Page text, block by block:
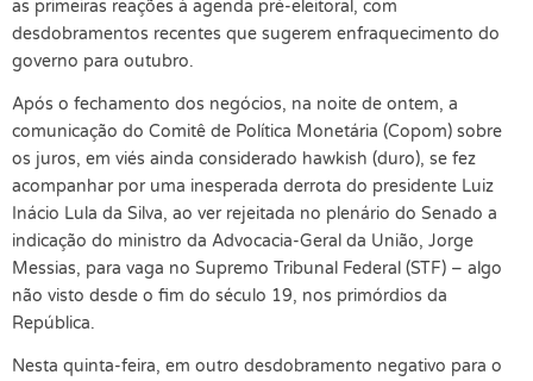
as primeiras reações à agenda pré-eleitoral, com
desdobramentos recentes que sugerem enfraquecimento do
governo para outubro.
Após o fechamento dos negócios, na noite de ontem, a
comunicação do Comitê de Política Monetária (Copom) sobre
os juros, em viés ainda considerado hawkish (duro), se fez
acompanhar por uma inesperada derrota do presidente Luiz
Inácio Lula da Silva, ao ver rejeitada no plenário do Senado a
indicação do ministro da Advocacia-Geral da União, Jorge
Messias, para vaga no Supremo Tribunal Federal (STF) – algo
não visto desde o fim do século 19, nos primórdios da
República.
Nesta quinta-feira, em outro desdobramento negativo para o